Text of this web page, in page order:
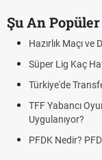
Şu An
ve Dostluk Maçı
Kaç Hafta ve Toplam
Transfer Dönemi Ne
Oyuncu Kuralı
PFDK Açılımı,